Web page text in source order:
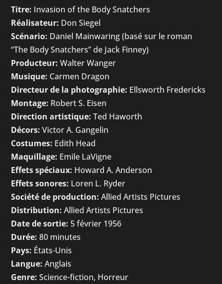
Titre: Invasion of the Body Snatchers
Réalisateur: Don Siegel
Scénario: Daniel Mainwaring (basé sur le roman
“The Body Snatchers” de Jack Finney)
Producteur: Walter Wanger
Musique: Carmen Dragon
Directeur de la photographie: Ellsworth Fredericks
Montage: Robert S. Eisen
Direction artistique: Ted Haworth
Décors: Victor A. Gangelin
Costumes: Edith Head
Maquillage: Emile LaVigne
Effets spéciaux: Howard A. Anderson
Effets sonores: Loren L. Ryder
Société de production: Allied Artists Pictures
Distribution: Allied Artists Pictures
Date de sortie: 5 février 1956
Durée: 80 minutes
Pays: États-Unis
Langue: Anglais
Genre: Science-fiction, Horreur